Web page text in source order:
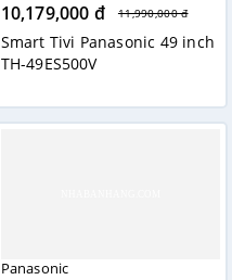
10,179,000 đ 11,990,000 đ
Smart Tivi Panasonic 49 inch
TH-49ES500V
Panasonic